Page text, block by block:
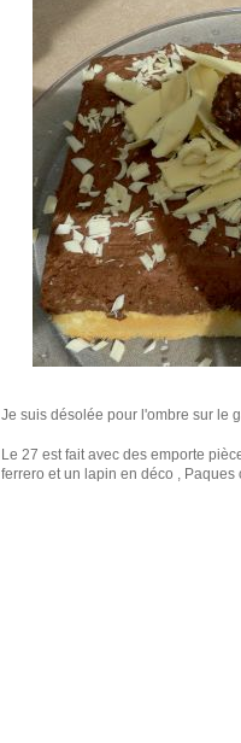
Je suis désolée pour l'ombre sur le
Le 27 est fait avec des emporte
ferrero et un lapin en déco , Paques